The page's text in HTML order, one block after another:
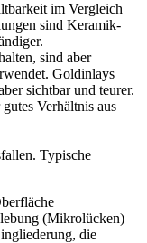
im Vergleich
sind Keramik-
sind aber
Goldinlays
sichtbar und teurer.
Verhältnis aus
Typische
(Mikrolücken)
die